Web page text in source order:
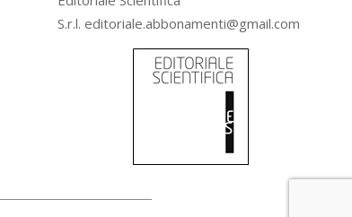
S.r.l. editoriale.abbonamenti@gmail.com